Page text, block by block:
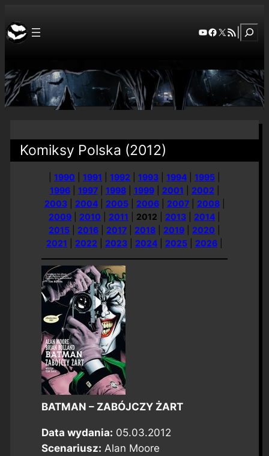
YouTube
Facebook
X RSS Feed
Komiksy Polska (2012)
1990 1991 1992 1993 1994 1995
1996| 1997| 1998| 1999| 2001 2002
2003| 2004| 2005| 2006| 2007| 2008|
2009
2010 2011 2012 2013 2014
2015
2016 2017 2018 2019 2020
2021
2022 2023 2024 2025 2026
BATMAN – ZABÓJCZY ŻART
Data wydania: 05.03.2012
Scenariusz: Alan Moore